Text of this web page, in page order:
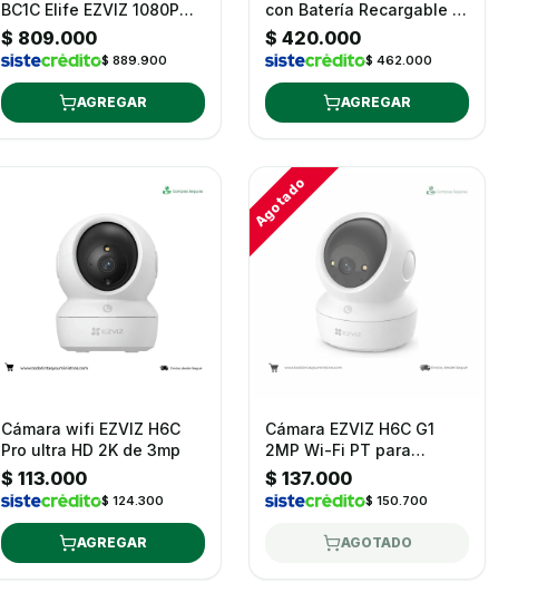
BC1C Elife EZVIZ 1080P
para exterior
$ 809.000
$ 889.900
AGREGAR
con Batería Recargable +
Kit Panel Solar
$ 420.000
$ 462.000
AGREGAR
Cámara wifi EZVIZ H6C
Pro ultra HD 2K de 3mp
$ 113.000
$ 124.300
AGREGAR
Agotado
Cámara EZVIZ H6C G1
2MP Wi-Fi PT para
Interiores
$ 137.000
$ 150.700
AGOTADO